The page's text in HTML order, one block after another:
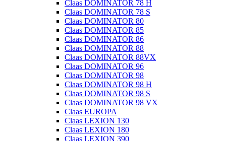
Claas DOMINATOR 78 H
Claas DOMINATOR 78 S
Claas DOMINATOR 80
Claas DOMINATOR 85
Claas DOMINATOR 86
Claas DOMINATOR 88
Claas DOMINATOR 88VX
Claas DOMINATOR 96
Claas DOMINATOR 98
Claas DOMINATOR 98 H
Claas DOMINATOR 98 S
Claas DOMINATOR 98 VX
Claas EUROPA
Claas LEXION 130
Claas LEXION 180
Claas LEXION 390